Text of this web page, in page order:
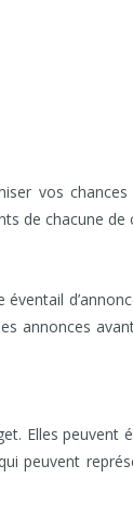
vos
de chacune de
annonces
Elles peuvent
peuvent